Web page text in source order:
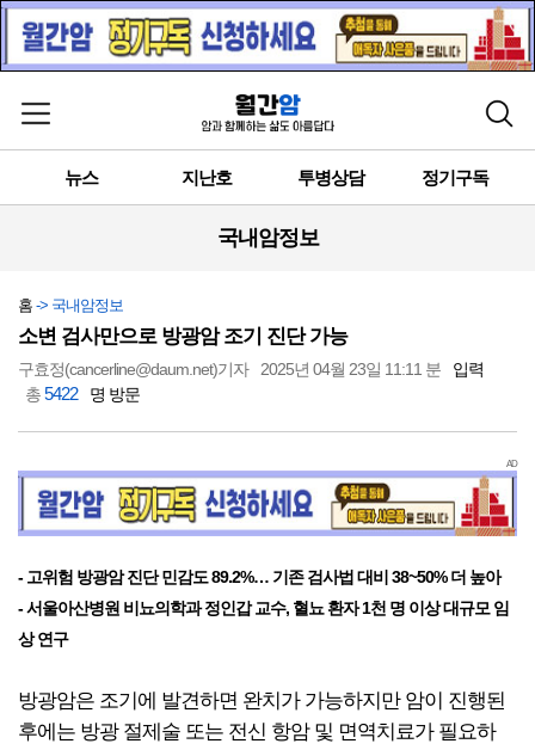
메뉴 열기 검색
뉴스 지난호 투병상담 정기구독
국내암정보
홈 -> 국내암정보
소변 검사만으로 방광암 조기 진단 가능
구효정(cancerline@daum.net)기자 2025년 04월 23일 11:11 분
입력
총5422 명 방문
AD
- 고위험 방광암 진단 민감도 89.2%… 기존 검사법 대비 38~50% 더 높아
- 서울아산병원 비뇨의학과 정인갑 교수, 혈뇨 환자 1천 명 이상 대규모 임
상 연구
방광암은 조기에 발견하면 완치가 가능하지만 암이 진행된
후에는 방광 절제술 또는 전신 항암 및 면역치료가 필요하